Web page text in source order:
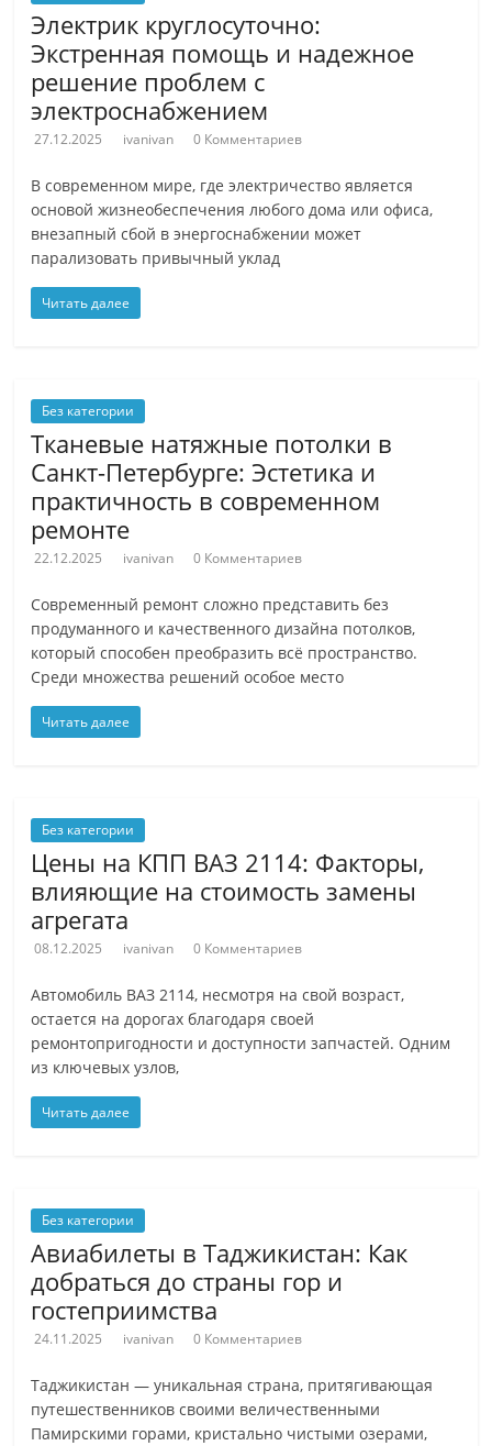
Электрик круглосуточно:
Экстренная помощь и надежное
решение проблем с
электроснабжением
27.12.2025 ivanivan 0 Комментариев
В современном мире, где электричество является
основой жизнеобеспечения любого дома или офиса,
внезапный сбой в энергоснабжении может
парализовать привычный уклад
Читать далее
Без категории
Тканевые натяжные потолки в
Санкт-Петербурге: Эстетика и
практичность в современном
ремонте
22.12.2025 ivanivan 0 Комментариев
Современный ремонт сложно представить без
продуманного и качественного дизайна потолков,
который способен преобразить всё пространство.
Среди множества решений особое место
Читать далее
Без категории
Цены на КПП ВАЗ 2114: Факторы,
влияющие на стоимость замены
агрегата
08.12.2025 ivanivan 0 Комментариев
Автомобиль ВАЗ 2114, несмотря на свой возраст,
остается на дорогах благодаря своей
ремонтопригодности и доступности запчастей. Одним
из ключевых узлов,
Читать далее
Без категории
Авиабилеты в Таджикистан: Как
добраться до страны гор и
гостеприимства
24.11.2025 ivanivan 0 Комментариев
Таджикистан — уникальная страна, притягивающая
путешественников своими величественными
Памирскими горами, кристально чистыми озерами,